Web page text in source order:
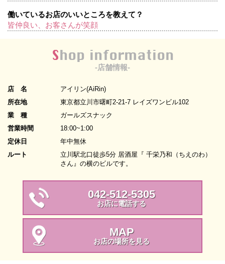
働いているお店のいいところを教えて？
皆仲良い、お客さんが笑顔
Shop information
-店舗情報-
店 名
アイリン(AiRin)
所在地
東京都立川市曙町2-21-7 レイズワンビル102
業 種
ガールズスナック
営業時間
18:00~1:00
定休日
年中無休
ルート
立川駅北口徒歩5分 居酒屋『 千栄乃和（ちえのわ）
さん』の横のビルです。
042-512-5305
お店に電話する
MAP
お店の場所を見る